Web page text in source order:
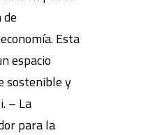
Esta
espacio
sostenible y
– La
para la